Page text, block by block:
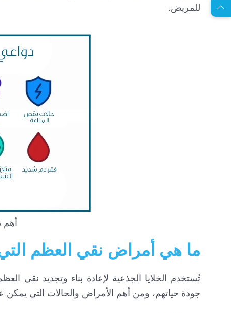
للمريض.
أهم
ما هي أمراض نقي العظم التي
تُستخدم الخلايا الجذعية لإعادة بناء وتجديد نقي
جودة حياتهم، ومن أهم الأمراض والحالات التي يمكن
ل
ا
س
ت
ش
ا
ر
ة
م
ج
ا
ن
ي
ة